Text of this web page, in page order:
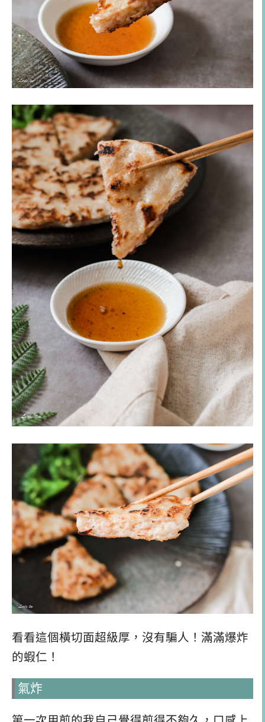
看看這個橫切面超級厚，沒有騙人！滿滿爆炸
的蝦仁！
氣炸